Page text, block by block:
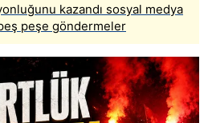
kazandı sosyal medya
peşe göndermeler